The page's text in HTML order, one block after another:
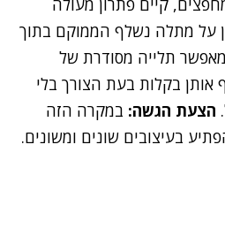
על מתלה נשלף הממוקם בתוך
תלייה מסודרת של
אותן בקלות בעת הצורך בלי
הצעת הגשה: במקרה הזה
בעיצובים שונים ומשונים.